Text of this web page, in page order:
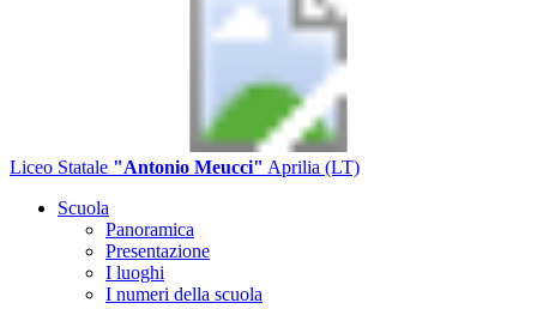
Liceo Statale "Antonio Meucci" Aprilia (LT)
Scuola
Panoramica
Presentazione
I luoghi
I numeri della scuola